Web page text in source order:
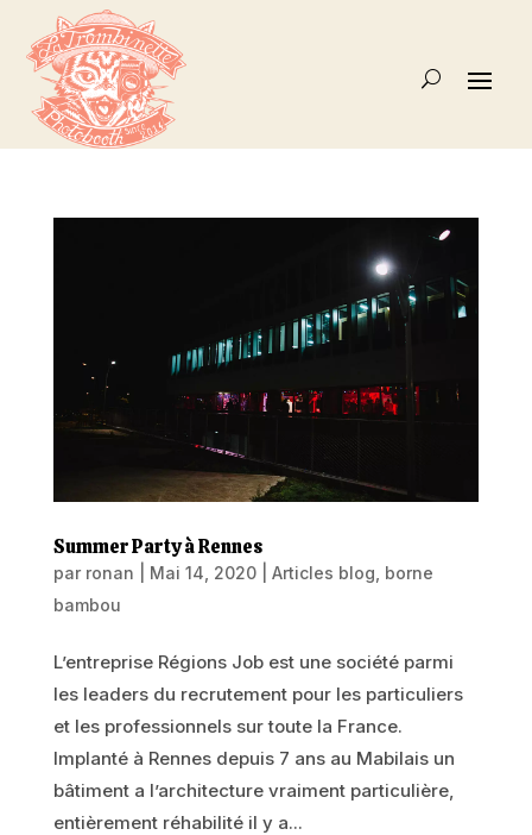
Summer Party à Rennes
par ronan Mai 14, 2020| Articles blog borne
bambou
L’entreprise Régions Job est une société parmi
les leaders du recrutement pour les particuliers
et les professionnels sur toute la France.
Implanté à Rennes depuis 7 ans au Mabilais un
bâtiment a l’architecture vraiment particulière,
entièrement réhabilité il y a...